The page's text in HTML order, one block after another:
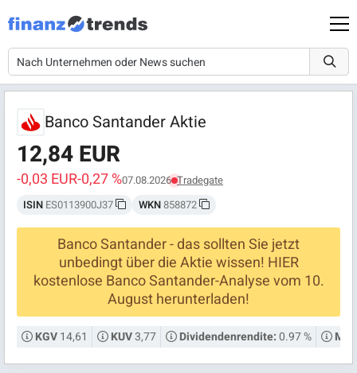
Banco Santander Aktie
12,84 EUR
-0,03 EUR-0,27 %07.08.2026 Tradegate
ISIN ES0113900J37 WKN858872
Banco Santander - das sollten Sie jetzt
unbedingt über die Aktie wissen! HIER
kostenlose Banco Santander-Analyse vom 10.
August herunterladen!
KGV14,61 KUV3,77 Dividendenrendite:0.97 %